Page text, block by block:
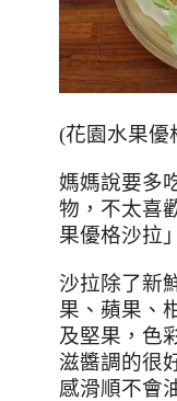
(花園水果優
媽媽說要多
物，不太喜
果優格沙拉
沙拉除了新
果、蘋果、
及堅果，色
滋醬調的很
感滑順不會